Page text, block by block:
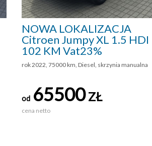
NOWA LOKALIZACJA
Citroen Jumpy XL 1.5 HDI
102 KM Vat23%
rok 2022, 75000 km, Diesel, skrzynia manualna
od 65500ZŁ
cena netto